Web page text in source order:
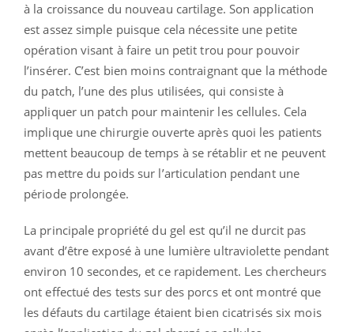
à la croissance du nouveau cartilage. Son application
est assez simple puisque cela nécessite une petite
opération visant à faire un petit trou pour pouvoir
l’insérer. C’est bien moins contraignant que la méthode
du patch, l’une des plus utilisées, qui consiste à
appliquer un patch pour maintenir les cellules. Cela
implique une chirurgie ouverte après quoi les patients
mettent beaucoup de temps à se rétablir et ne peuvent
pas mettre du poids sur l’articulation pendant une
période prolongée.
La principale propriété du gel est qu’il ne durcit pas
avant d’être exposé à une lumière ultraviolette pendant
environ 10 secondes, et ce rapidement. Les chercheurs
ont effectué des tests sur des porcs et ont montré que
les défauts du cartilage étaient bien cicatrisés six mois